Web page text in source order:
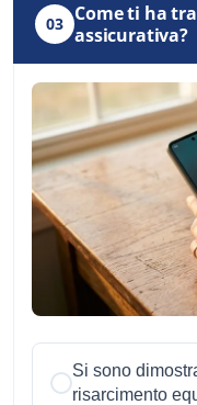
03 Come ti ha
assicurativa?
Si sono
risarcimento